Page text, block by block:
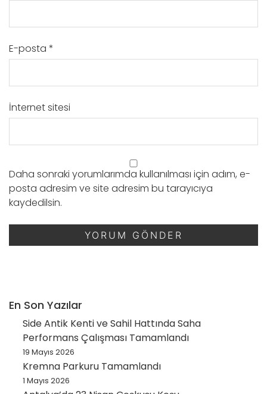
E-posta *
İnternet sitesi
Daha sonraki yorumlarımda kullanılması için adım, e-
posta adresim ve site adresim bu tarayıcıya
kaydedilsin.
En Son Yazılar
Side Antik Kenti ve Sahil Hattında Saha
Performans Çalışması Tamamlandı
19 Mayıs 2026
Kremna Parkuru Tamamlandı
1 Mayıs 2026